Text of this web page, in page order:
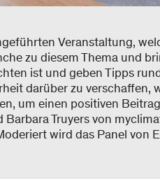
Veranstaltung,
zu diesem Thema und
ist und geben Tipps
darüber zu verschaffen,
um einen positiven
Truyers von
wird das Panel von